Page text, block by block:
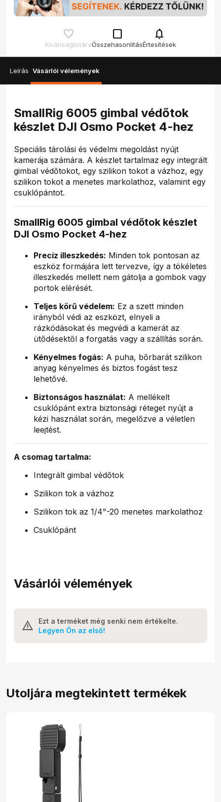
Kívánságlistára
check_box_outline_blank
Összehasonlítás
notifications
Értesítések
Leírás Vásárlói vélemények
SmallRig 6005 gimbal védőtok
készlet DJI Osmo Pocket 4-hez
Speciális tárolási és védelmi megoldást nyújt
kamerája számára. A készlet tartalmaz egy integrált
gimbal védőtokot, egy szilikon tokot a vázhoz, egy
szilikon tokot a menetes markolathoz, valamint egy
csuklópántot.
SmallRig 6005 gimbal védőtok készlet
DJI Osmo Pocket 4-hez
Precíz illeszkedés: Minden tok pontosan az
eszköz formájára lett tervezve, így a tökéletes
illeszkedés mellett nem gátolja a gombok vagy
portok elérését.
Teljes körű védelem: Ez a szett minden
irányból védi az eszközt, elnyeli a
rázkódásokat és megvédi a kamerát az
ütődésektől a forgatás vagy a szállítás során.
Kényelmes fogás: A puha, bőrbarát szilikon
anyag kényelmes és biztos fogást tesz
lehetővé.
Biztonságos használat: A mellékelt
csuklópánt extra biztonsági réteget nyújt a
kézi használat során, megelőzve a véletlen
leejtést.
A csomag tartalma:
Integrált gimbal védőtok
Szilikon tok a vázhoz
Szilikon tok az 1/4"-20 menetes markolathoz
Csuklópánt
Vásárlói vélemények
Ezt a terméket még senki nem értékelte.
Legyen Ön az első!
Utoljára megtekintett termékek